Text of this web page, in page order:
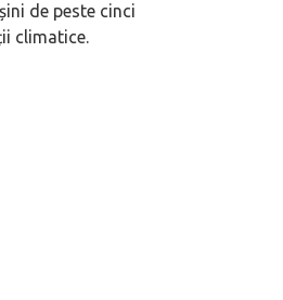
de peste cinci
climatice.